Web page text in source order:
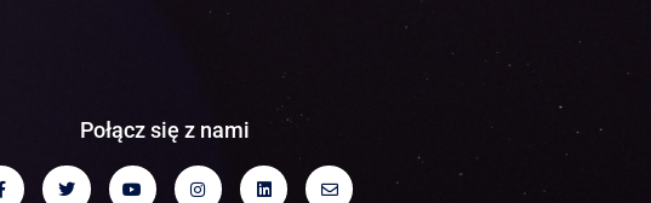
Połącz się z nami